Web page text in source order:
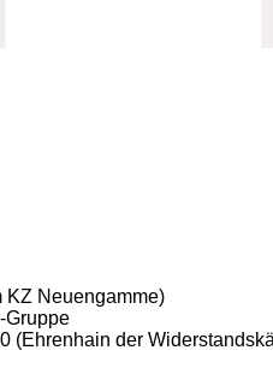
KZ Neuengamme)
Gruppe
(Ehrenhain der